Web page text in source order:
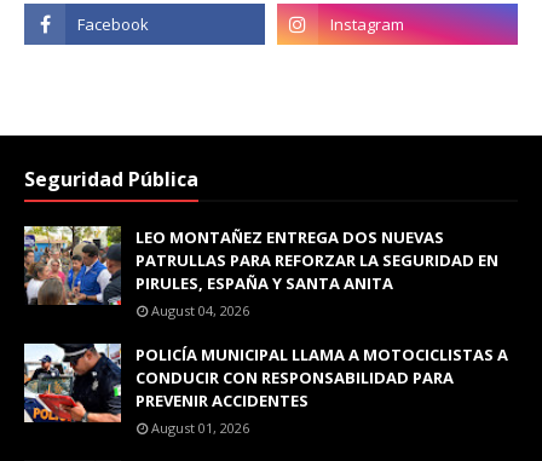
Seguridad Pública
LEO MONTAÑEZ ENTREGA DOS NUEVAS
PATRULLAS PARA REFORZAR LA SEGURIDAD EN
PIRULES, ESPAÑA Y SANTA ANITA
August 04, 2026
POLICÍA MUNICIPAL LLAMA A MOTOCICLISTAS A
CONDUCIR CON RESPONSABILIDAD PARA
PREVENIR ACCIDENTES
August 01, 2026